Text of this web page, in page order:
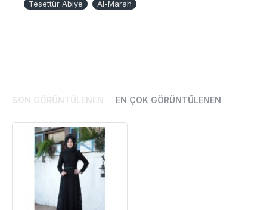
günü içinde teslim edilmektedir (Yurtdışı siparişler DHL
Tesettür Abiye
Al-Marah
SON GÖRÜNTÜLENEN EN ÇOK GÖRÜNTÜLENEN